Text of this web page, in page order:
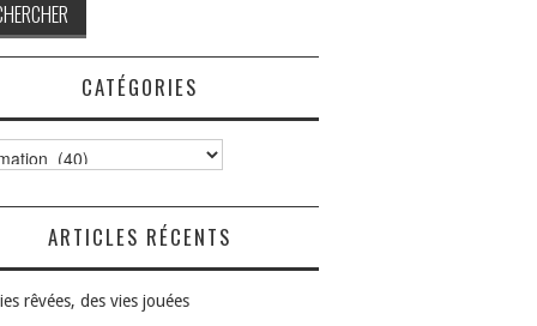
CATÉGORIES
ARTICLES RÉCENTS
rêvées, des vies jouées